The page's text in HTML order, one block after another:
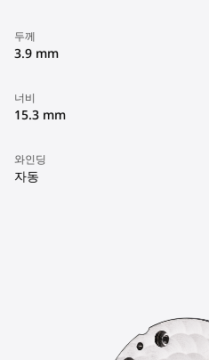
두께
3.9 mm
너비
15.3 mm
와인딩
자동